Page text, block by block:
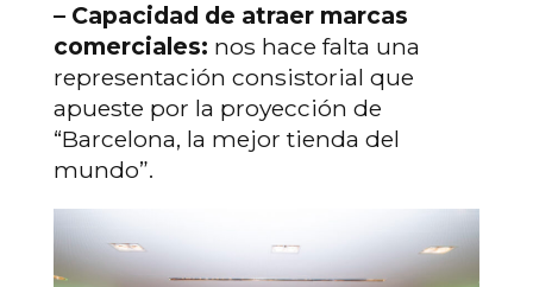
– Capacidad de atraer marcas
comerciales: nos hace falta una
representación consistorial que
apueste por la proyección de
“Barcelona, la mejor tienda del
mundo”.